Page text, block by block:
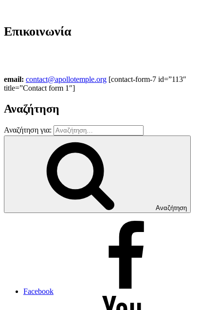
Επικοινωνία
email: contact@apollotemple.org [contact-form-7 id=”113″
title=”Contact form 1″]
Αναζήτηση
Αναζήτηση για:
Αναζήτηση
Facebook